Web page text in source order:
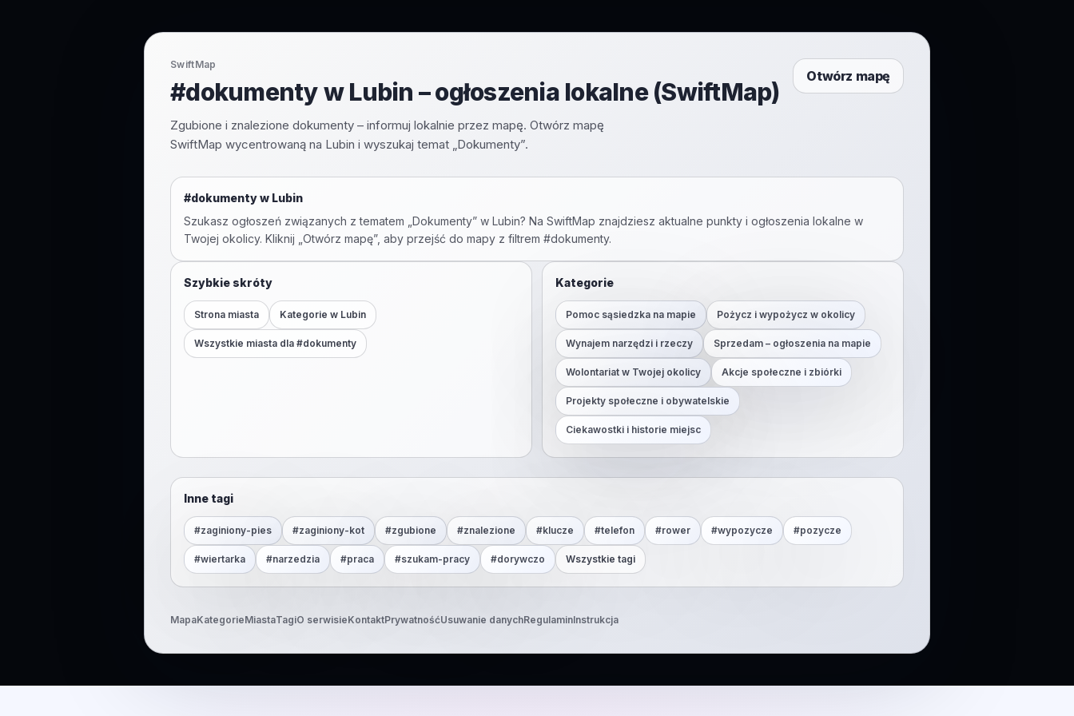
SwiftMap
#dokumenty w Lubin – ogłoszenia lokalne (SwiftMap)
Zgubione i znalezione dokumenty – informuj lokalnie przez mapę. Otwórz mapę
SwiftMap wycentrowaną na Lubin i wyszukaj temat „Dokumenty”.
Otwórz mapę
#dokumentyw Lubin
Szukasz ogłoszeń związanych z tematem „ Dokumenty” w Lubin? Na SwiftMap znajdziesz aktualne punkty i ogłoszenia lokalne w
Twojej okolicy. Kliknij „Otwórz mapę”, aby przejść do mapy z filtrem #dokumenty.
Szybkie skróty
Strona miasta Kategorie w Lubin
Wszystkie miasta dla #dokumenty
Kategorie
Pomoc sąsiedzka na mapie Pożycz i wypożycz w okolicy
Wynajem narzędzi i rzeczy Sprzedam – ogłoszenia na mapie
Wolontariat w Twojej okolicy Akcje społeczne i zbiórki
Projekty społeczne i obywatelskie
Ciekawostki i historie miejsc
Inne tagi
#zaginiony-pies #zaginiony-kot #zgubione #znalezione #klucze #telefon #rower #wypozycze #pozycze
#wiertarka #narzedzia #praca #szukam-pracy #dorywczo Wszystkie tagi
MapaKategorieMiastaTagiO serwisieKontaktPrywatnośćUsuwanie danychRegulaminInstrukcja